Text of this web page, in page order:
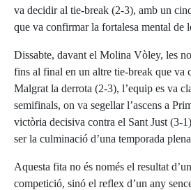
va decidir al tie-break (2-3), amb un
que va confirmar la fortalesa mental de
Dissabte, davant el Molina Vòley, les
fins al final en un altre tie-break que va
Malgrat la derrota (2-3), l’equip es va
semifinals, on va segellar l’ascens a
victòria decisiva contra el Sant Just (3-
ser la culminació d’una temporada
Aquesta fita no és només el resultat
competició, sinó el reflex d’un any